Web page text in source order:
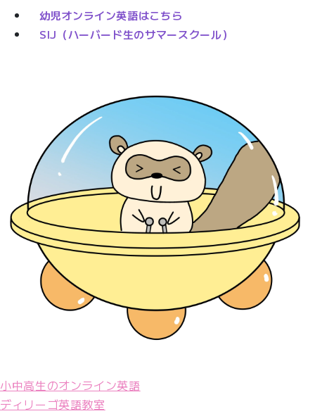
幼児オンライン英語はこちら
SIJ（ハーバード生のサマースクール）
小中高生のオンライン英語
ディリーゴ英語教室